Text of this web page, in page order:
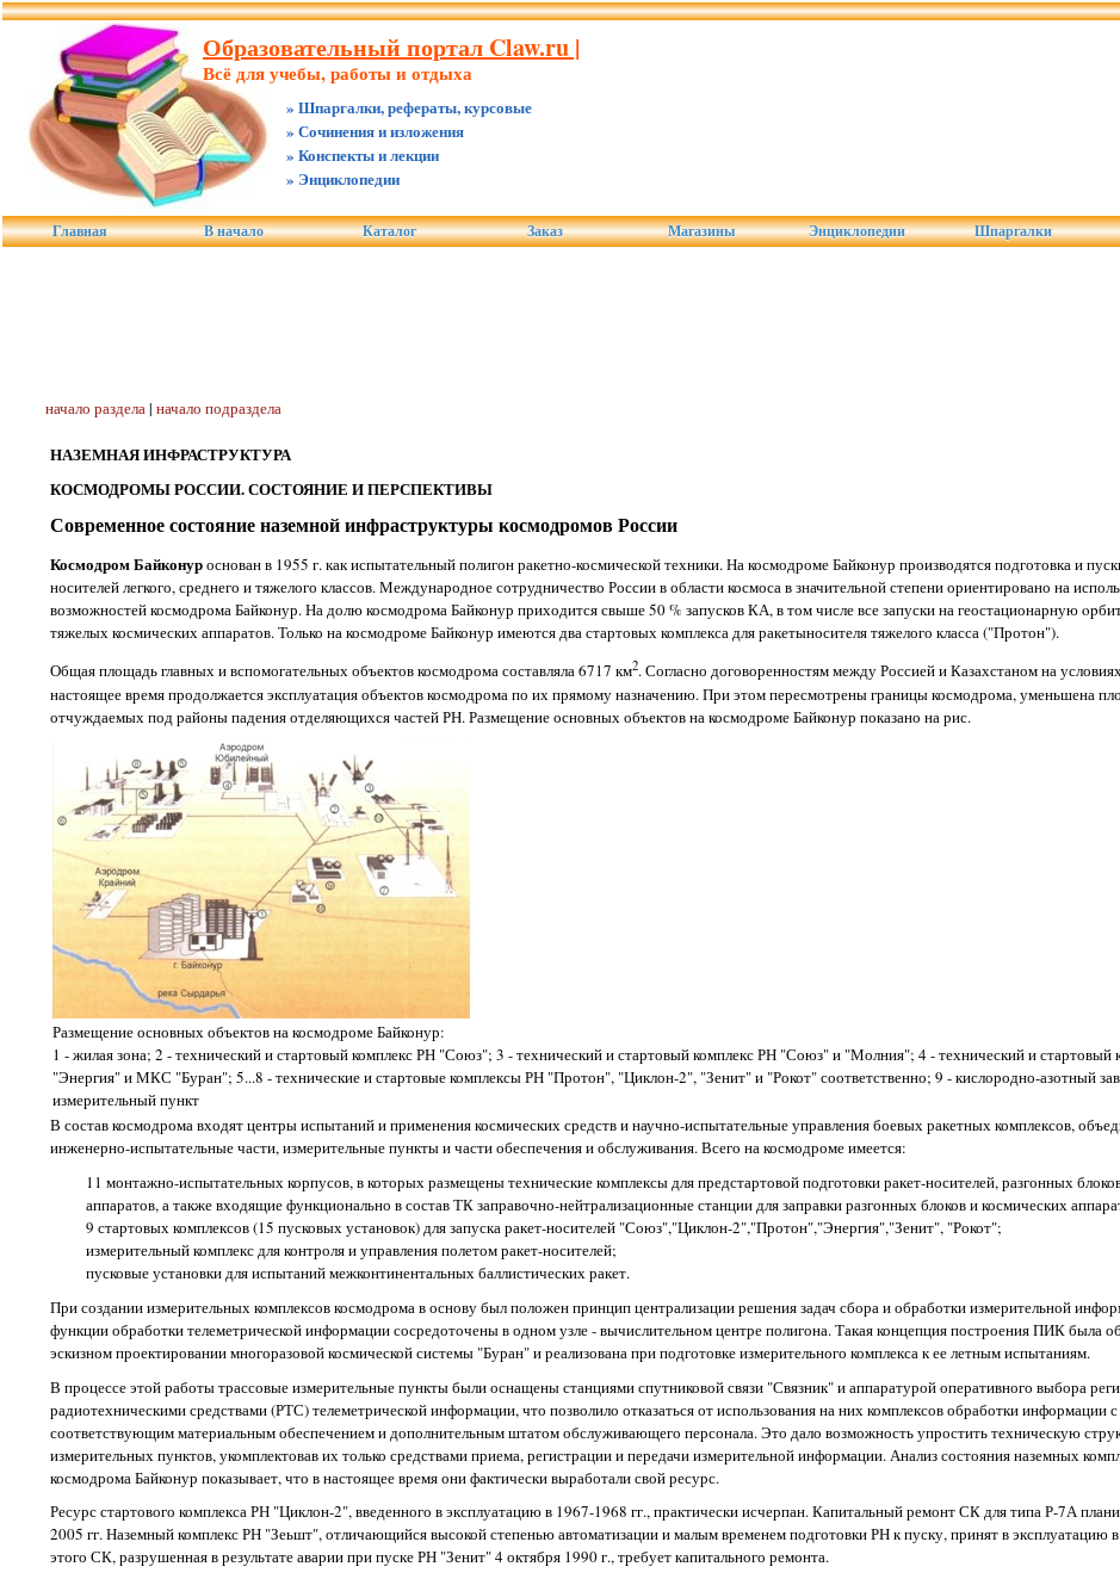
Образовательный портал Claw.ru |
Всё для учебы, работы и отдыха
» Шпаргалки, рефераты, курсовые
» Сочинения и изложения
» Конспекты и лекции
» Энциклопедии
Главная В начало Каталог Заказ Магазины Энциклопедии Шпаргалки
начало раздела| начало подраздела
НАЗЕМНАЯ ИНФРАСТРУКТУРА
КОСМОДРОМЫ РОССИИ. СОСТОЯНИЕ И ПЕРСПЕКТИВЫ
Современное состояние наземной инфраструктуры космодромов России
Космодром Байконуроснован в 1955 г. как испытательный полигон ракетно-космической техники. На космодроме Байконур производятся подготовка и
носителей легкого, среднего и тяжелого классов. Международное сотрудничество России в области космоса в значительной степени ориентировано на
возможностей космодрома Байконур. На долю космодрома Байконур приходится свыше 50 % запусков КА, в том числе все запуски на геостационарную
тяжелых космических аппаратов. Только на космодроме Байконур имеются два стартовых комплекса для ракетыносителя тяжелого класса ("Протон").
Общая площадь главных и вспомогательных объектов космодрома составляла 6717 км2. Согласно договоренностям между Россией и Казахстаном на
настоящее время продолжается эксплуатация объектов космодрома по их прямому назначению. При этом пересмотрены границы космодрома, уменьшена
отчуждаемых под районы падения отделяющихся частей РН. Размещение основных объектов на космодроме Байконур показано на рис.
Размещение основных объектов на космодроме Байконур:
1 - жилая зона; 2 - технический и стартовый комплекс РН "Союз"; 3 - технический и стартовый комплекс РН "Союз" и "Молния"; 4 - технический и стартовый
"Энергия" и МКС "Буран"; 5...8 - технические и стартовые комплексы РН "Протон", "Циклон-2", "Зенит" и "Рокот" соответственно; 9 - кислородно-азотный
измерительный пункт
В состав космодрома входят центры испытаний и применения космических средств и научно-испытательные управления боевых ракетных комплексов,
инженерно-испытательные части, измерительные пункты и части обеспечения и обслуживания. Всего на космодроме имеется:
11 монтажно-испытательных корпусов, в которых размещены технические комплексы для предстартовой подготовки ракет-носителей, разгонных
аппаратов, а также входящие функционально в состав ТК заправочно-нейтрализационные станции для заправки разгонных блоков и космических
9 стартовых комплексов (15 пусковых установок) для запуска ракет-носителей "Союз","Циклон-2","Протон","Энергия","Зенит", "Рокот";
измерительный комплекс для контроля и управления полетом ракет-носителей;
пусковые установки для испытаний межконтинентальных баллистических ракет.
При создании измерительных комплексов космодрома в основу был положен принцип централизации решения задач сбора и обработки измерительной
функции обработки телеметрической информации сосредоточены в одном узле - вычислительном центре полигона. Такая концепция построения ПИК была
эскизном проектировании многоразовой космической системы "Буран" и реализована при подготовке измерительного комплекса к ее летным испытаниям.
В процессе этой работы трассовые измерительные пункты были оснащены станциями спутниковой связи "Связник" и аппаратурой оперативного выбора
радиотехническими средствами (РТС) телеметрической информации, что позволило отказаться от использования на них комплексов обработки информации с
соответствующим материальным обеспечением и дополнительным штатом обслуживающего персонала. Это дало возможность упростить техническую
измерительных пунктов, укомплектовав их только средствами приема, регистрации и передачи измерительной информации. Анализ состояния наземных
космодрома Байконур показывает, что в настоящее время они фактически выработали свой ресурс.
Ресурс стартового комплекса РН "Циклон-2", введенного в эксплуатацию в 1967-1968 гг., практически исчерпан. Капитальный ремонт СК для типа Р-7А
2005 гг. Наземный комплекс РН "Зеьшт", отличающийся высокой степенью автоматизации и малым временем подготовки РН к пуску, принят в эксплуатацию
этого СК, разрушенная в результате аварии при пуске РН "Зенит" 4 октября 1990 г., требует капитального ремонта.